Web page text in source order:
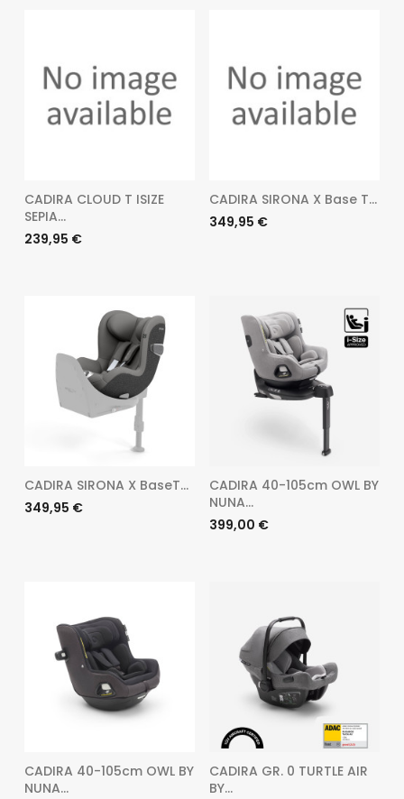
CADIRA CLOUD T ISIZE
SEPIA...
Preu
239,95 €
CADIRA SIRONA X Base T...
Preu
349,95 €
CADIRA SIRONA X BaseT...
Preu
349,95 €
CADIRA 40-105cm OWL BY
NUNA...
Preu
399,00 €
CADIRA 40-105cm OWL BY
NUNA...
CADIRA GR. 0 TURTLE AIR
BY...